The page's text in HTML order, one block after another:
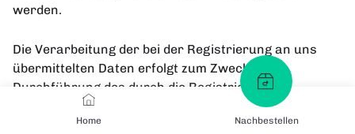
werden.
Die Verarbeitung der bei der Registrierung an uns
übermittelten Daten erfolgt zum Zwecke der
Durchführung des durch die Registrierung
begründeten Nutzungsverhältnisses und ggf. zur
Anbahnung weiterer Verträge (Art. 6 Abs. 1 lit. b
Home Nachbestellen